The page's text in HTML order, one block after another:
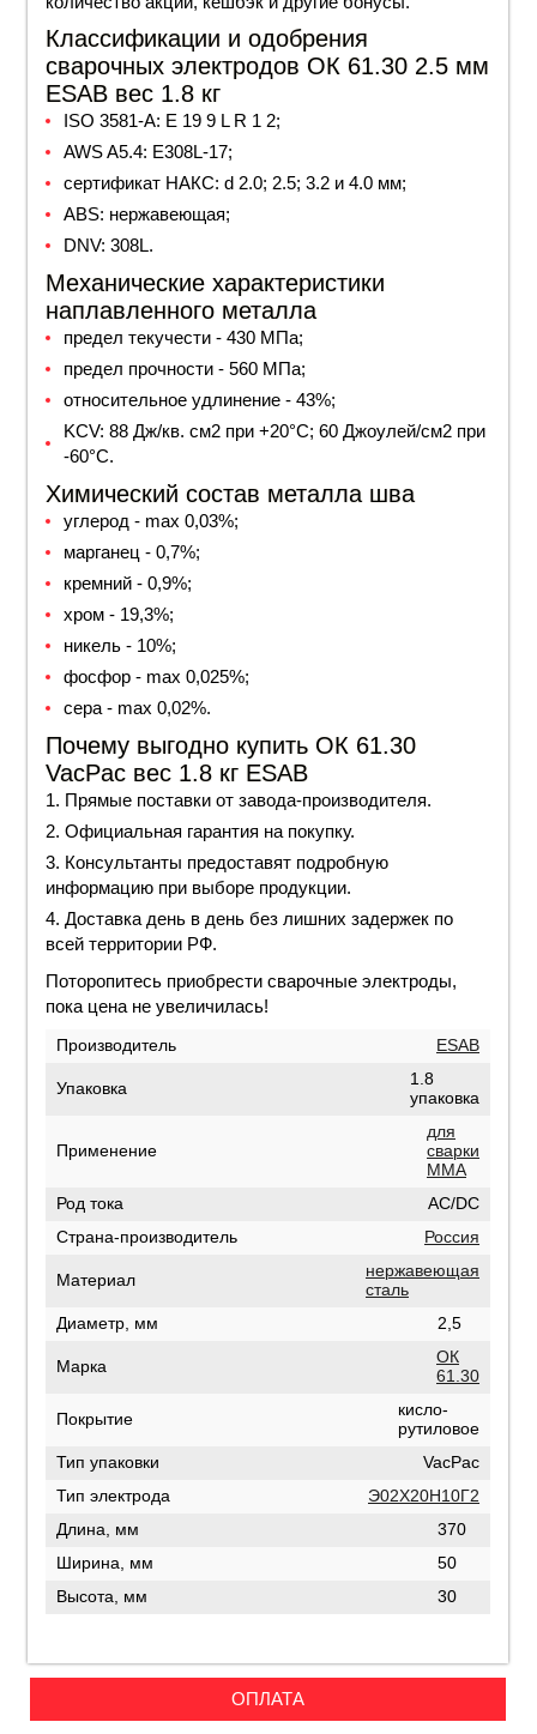
Классификации и одобрения
сварочных электродов ОК 61.30 2.5 мм
ESAB вес 1.8 кг
ISO 3581-A: E 19 9 L R 1 2;
AWS A5.4: E308L-17;
сертификат НАКС: d 2.0; 2.5; 3.2 и 4.0 мм;
ABS: нержавеющая;
DNV: 308L.
Механические характеристики
наплавленного металла
предел текучести - 430 МПа;
предел прочности - 560 МПа;
относительное удлинение - 43%;
KCV: 88 Дж/кв. см2 при +20°С; 60 Джоулей/см2 при
-60°С.
Химический состав металла шва
углерод - max 0,03%;
марганец - 0,7%;
кремний - 0,9%;
хром - 19,3%;
никель - 10%;
фосфор - max 0,025%;
сера - max 0,02%.
Почему выгодно купить ОК 61.30
VacPac вес 1.8 кг ESAB
Прямые поставки от завода-производителя.
Официальная гарантия на покупку.
Консультанты предоставят подробную
информацию при выборе продукции.
Доставка день в день без лишних задержек по
всей территории РФ.
Поторопитесь приобрести сварочные электроды,
пока цена не увеличилась!
Производитель ESAB
Упаковка
1.8
упаковка
Применение
для
сварки
MMA
Род тока
AC/DC
Страна-производитель
Россия
Материал
нержавеющая
сталь
Диаметр, мм
2,5
Марка
ОК
61.30
Покрытие
кисло-
рутиловое
Тип упаковки
VacPac
Тип электрода
Э02Х20Н10Г2
Длина, мм
370
Ширина, мм
50
Высота, мм
30
ОПЛАТА